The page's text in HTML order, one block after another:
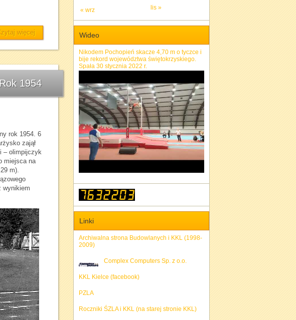
« wrz lis »
Wideo
Nikodem Pochopień skacze 4,70 m o tyczce i
bije rekord województwa świętokrzyskiego.
Spała 30 stycznia 2022 r.
Linki
Archiwalna strona Budowlanych i KKL (1998-
2009)
Complex Computers Sp. z o.o.
KKL Kielce (facebook)
PZLA
Roczniki ŚZLA i KKL (na starej stronie KKL)
więcej
1954
rok 1954. 6
zajął
– olimpijczyk
miejsca na
m).
wynikiem